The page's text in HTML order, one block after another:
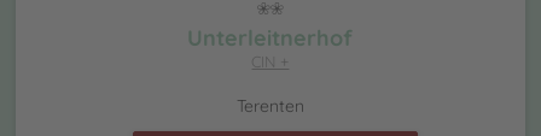
Unterleitnerhof
CIN +
Terenten